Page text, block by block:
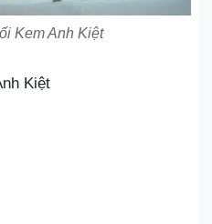
Kem Anh Kiệt
Kiệt